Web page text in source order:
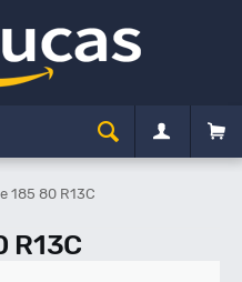
185 80 R13C
R13C